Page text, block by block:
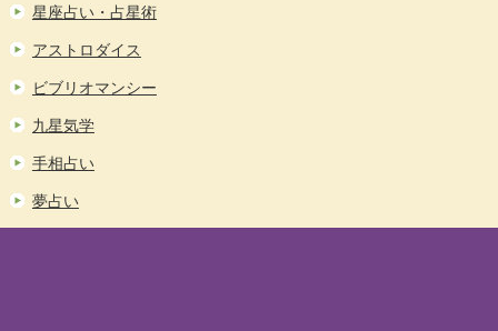
星座占い・占星術
アストロダイス
ビブリオマンシー
九星気学
手相占い
夢占い